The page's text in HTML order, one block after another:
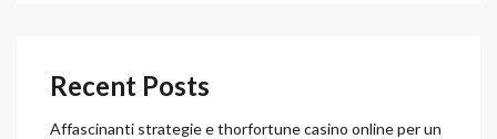
Recent Posts
Affascinanti strategie e thorfortune casino online per un